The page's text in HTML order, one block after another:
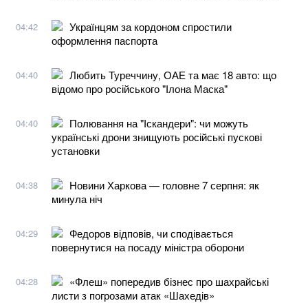
04:42
Українцям за кордоном спростили
оформлення паспорта
04:40
Любить Туреччину, ОАЕ та має 18 авто: що
відомо про російського "Ілона Маска"
04:40
Полювання на "Іскандери": чи можуть
українські дрони знищують російські пускові
установки
04:38
Новини Харкова — головне 7 серпня: як
минула ніч
04:29
Федоров відповів, чи сподівається
повернутися на посаду міністра оборони
04:28
«Флеш» попередив бізнес про шахрайські
листи з погрозами атак «Шахедів»